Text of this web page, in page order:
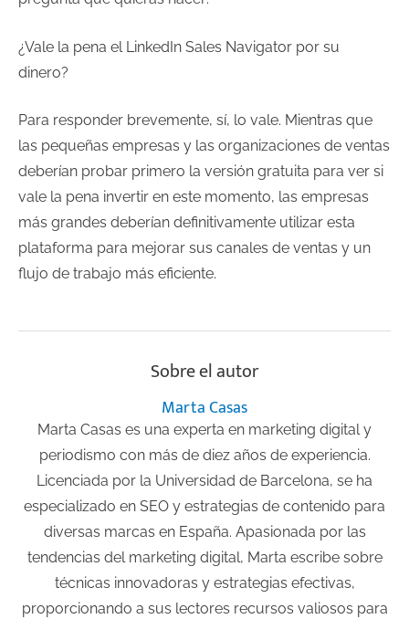
¿Vale la pena el LinkedIn Sales Navigator por su
dinero?
Para responder brevemente, sí, lo vale. Mientras que
las pequeñas empresas y las organizaciones de ventas
deberían probar primero la versión gratuita para ver si
vale la pena invertir en este momento, las empresas
más grandes deberían definitivamente utilizar esta
plataforma para mejorar sus canales de ventas y un
flujo de trabajo más eficiente.
Sobre el autor
Marta Casas
Marta Casas es una experta en marketing digital y
periodismo con más de diez años de experiencia.
Licenciada por la Universidad de Barcelona, se ha
especializado en SEO y estrategias de contenido para
diversas marcas en España. Apasionada por las
tendencias del marketing digital, Marta escribe sobre
técnicas innovadoras y estrategias efectivas,
proporcionando a sus lectores recursos valiosos para